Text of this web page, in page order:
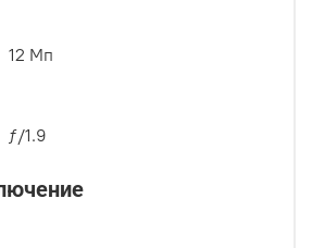
12 Мп
ƒ/1.9